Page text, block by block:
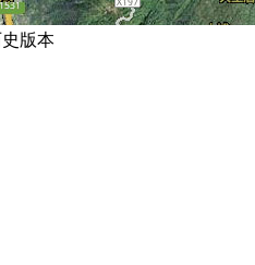
版本